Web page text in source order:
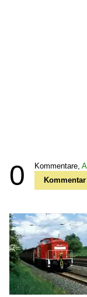
0 Kommentare,